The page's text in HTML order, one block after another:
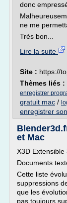
donc
ne me
Très bon...
Lire la suite
Site : https://
Thèmes liés :
enregistrer
gratuit mac /
enregistrer
et Mac
X3D Extensible
Documents
Cette liste
suppressions
que les
pas toujours